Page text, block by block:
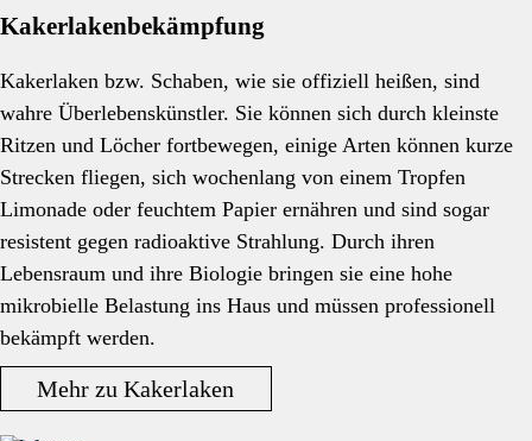
Kakerlakenbekämpfung
Kakerlaken bzw. Schaben, wie sie offiziell heißen, sind
wahre Überlebenskünstler. Sie können sich durch kleinste
Ritzen und Löcher fortbewegen, einige Arten können kurze
Strecken fliegen, sich wochenlang von einem Tropfen
Limonade oder feuchtem Papier ernähren und sind sogar
resistent gegen radioaktive Strahlung. Durch ihren
Lebensraum und ihre Biologie bringen sie eine hohe
mikrobielle Belastung ins Haus und müssen professionell
bekämpft werden.
Mehr zu Kakerlaken